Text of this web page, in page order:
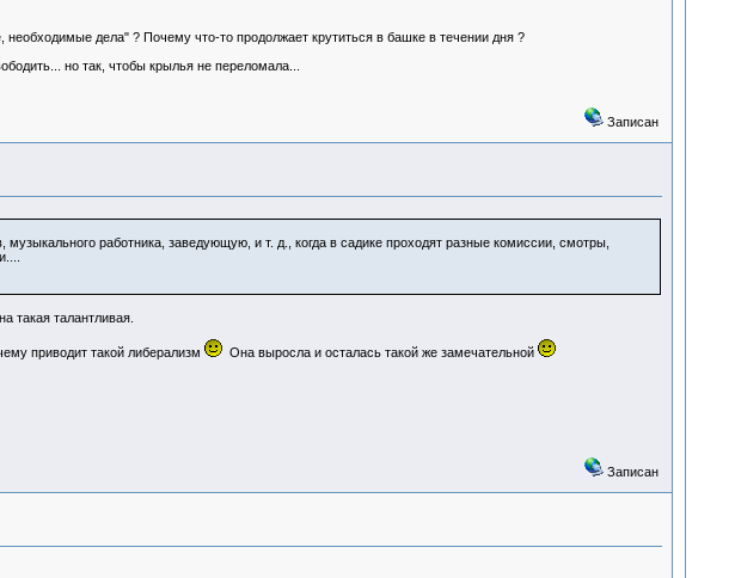
дела" ? Почему что-то продолжает крутиться в башке в течении дня ?
но так, чтобы крылья не переломала...
Записан
работника, заведующую, и т. д., когда в садике проходят разные комиссии, смотры,
такая талантливая.
приводит такой либерализм Она выросла и осталась такой же замечательной
Записан